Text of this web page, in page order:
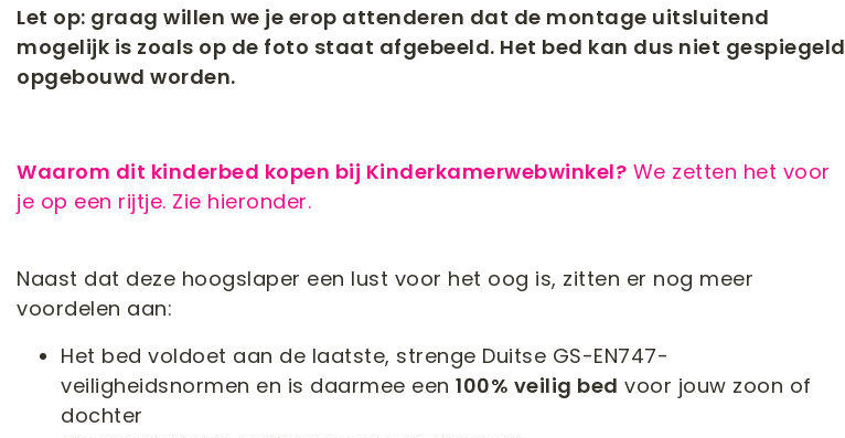
Let op: graag willen we je erop attenderen dat de montage uitsluitend
mogelijk is zoals op de foto staat afgebeeld. Het bed kan dus niet gespiegeld
opgebouwd worden.
Waarom dit kinderbed kopen bij Kinderkamerwebwinkel? We zetten het voor
je op een rijtje. Zie hieronder.
Naast dat deze hoogslaper een lust voor het oog is, zitten er nog meer
voordelen aan:
Het bed voldoet aan de laatste, strenge Duitse GS-EN747-
veiligheidsnormen en is daarmee een 100% veilig bed voor jouw zoon of
dochter